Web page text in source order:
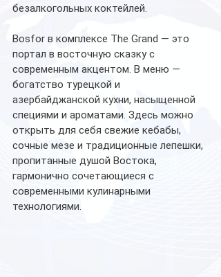
безалкогольных коктейлей.
Bosfor в комплексе The Grand — это
портал в восточную сказку с
современным акцентом. В меню —
богатство турецкой и
азербайджанской кухни, насыщенной
специями и ароматами. Здесь можно
открыть для себя свежие кебабы,
сочные мезе и традиционные лепешки,
пропитанные душой Востока,
гармонично сочетающиеся с
современными кулинарными
технологиями.